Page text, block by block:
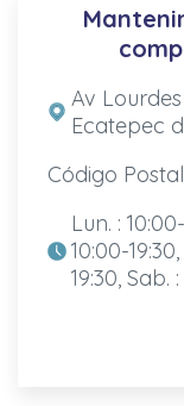
Av
Ecatepec
Código
Lun. :
10:00-
19:30, Sab.